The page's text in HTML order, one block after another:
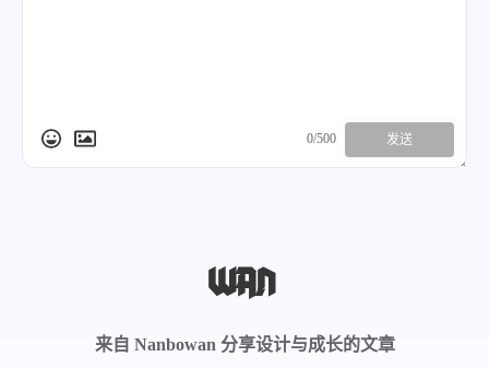
0/500 发送
来自 Nanbowan 分享设计与成长的文章